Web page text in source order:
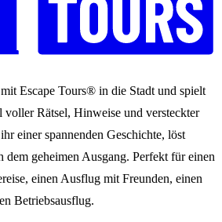
Escape Tours® in die Stadt und spielt
voller Rätsel, Hinweise und versteckter
einer spannenden Geschichte, löst
dem geheimen Ausgang. Perfekt für einen
einen Ausflug mit Freunden, einen
Betriebsausflug.